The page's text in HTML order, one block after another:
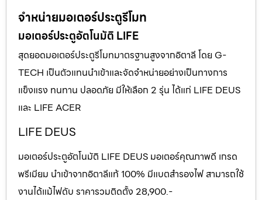
จำหน่ายมอเตอร์ประตูรีโมท
มอเตอร์ประตูอัตโนมัติ LIFE
สุดยอดมอเตอร์ประตูรีโมทมาตรฐานสูงจากอิตาลี โดย G-
TECH เป็นตัวแทนนำเข้าและจัดจำหน่ายอย่างเป็นทางการ
แข็งแรง ทนทาน ปลอดภัย มีให้เลือก 2 รุ่น ได้แก่ LIFE DEUS
และ LIFE ACER
LIFE DEUS
มอเตอร์ประตูอัตโนมัติ LIFE DEUS มอเตอร์คุณภาพดี เกรด
พรีเมียม นำเข้าจากอิตาลีแท้ 100% มีแบตสำรองไฟ สามารถใช้
งานได้แม้ไฟดับ ราคารวมติดตั้ง 28,900.-